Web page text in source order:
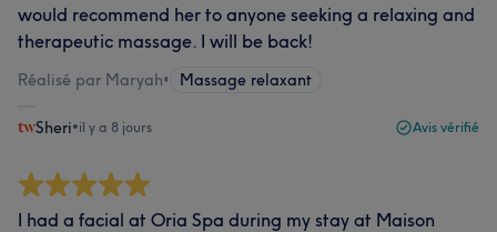
would recommend her to anyone seeking a relaxing and
therapeutic massage. I will be back!
Réalisé par Maryah• Massage relaxant
Sheri•il y a 8 jours Avis vérifié
I had a facial at Oria Spa during my stay at Maison